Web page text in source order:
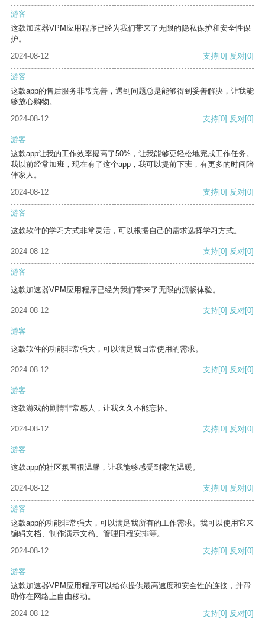
游客
这款加速器VPM应用程序已经为我们带来了无限的隐私保护和安全性保
护。
2024-08-12
支持[0] 反对[0]
游客
这款app的售后服务非常完善，遇到问题总是能够得到妥善解决，让我能
够放心购物。
2024-08-12
支持[0] 反对[0]
游客
这款app让我的工作效率提高了50%，让我能够更轻松地完成工作任务。
我以前经常加班，现在有了这个app，我可以提前下班，有更多的时间陪
伴家人。
2024-08-12
支持[0] 反对[0]
游客
这款软件的学习方式非常灵活，可以根据自己的需求选择学习方式。
2024-08-12 支持[0] 反对[0]
游客
这款加速器VPM应用程序已经为我们带来了无限的流畅体验。
2024-08-12 支持[0] 反对[0]
游客
这款软件的功能非常强大，可以满足我日常使用的需求。
2024-08-12 支持[0] 反对[0]
游客
这款游戏的剧情非常感人，让我久久不能忘怀。
2024-08-12 支持[0] 反对[0]
游客
这款app的社区氛围很温馨，让我能够感受到家的温暖。
2024-08-12 支持[0] 反对[0]
游客
这款app的功能非常强大，可以满足我所有的工作需求。我可以使用它来
编辑文档、制作演示文稿、管理日程安排等。
2024-08-12
支持[0] 反对[0]
游客
这款加速器VPM应用程序可以给你提供最高速度和安全性的连接，并帮
助你在网络上自由移动。
2024-08-12
支持[0] 反对[0]